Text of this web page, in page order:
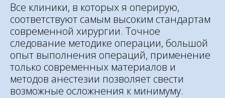
Все клиники, в которых я оперирую,
соответствуют самым высоким стандартам
современной хирургии. Точное
следование методике операции, большой
опыт выполнения операций, применение
только современных материалов и
методов анестезии позволяет свести
возможные осложнения к минимуму.